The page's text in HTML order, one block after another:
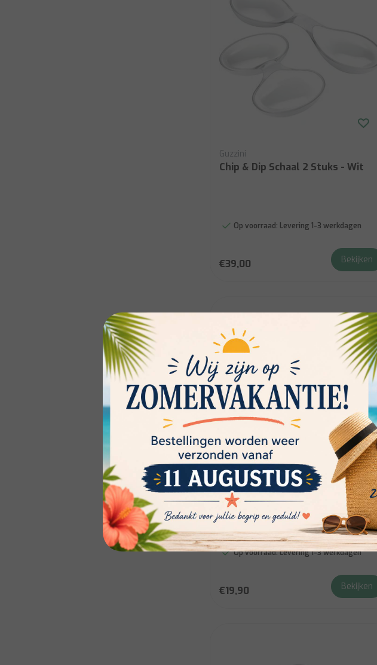
Guzzini
Chip & Dip Schaal 2 Stuks - Wit
Op voorraad: Levering 1-3 werkdagen
€39,00 Bekijken
Borgonovo Modi Bowl Vierkant
25cm
Op voorraad:Levering 1-3 werkdagen
€19,90 Bekijken